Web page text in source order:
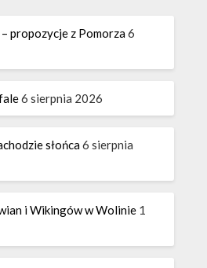
propozycje z Pomorza6
6 sierpnia 2026
słońca6 sierpnia
i Wikingów w Wolinie 1